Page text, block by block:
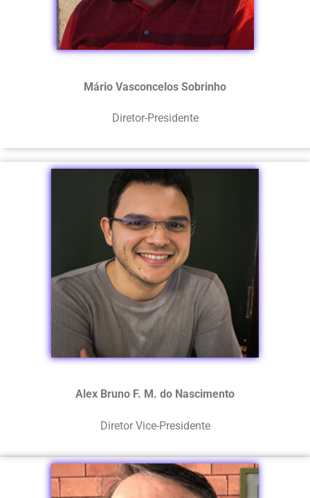
Mário Vasconcelos Sobrinho
Diretor-Presidente
Alex Bruno F. M. do Nascimento
Diretor Vice-Presidente